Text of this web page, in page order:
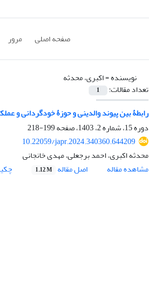
صفحه اصلی مرور
نویسنده =اکبری، محدثه
تعداد مقالات:
1
رابطۀ بین پیوند والدینی و حوزۀ خودگردانی و
دوره 15، شماره 2، 1403، صفحه
199-218
10.22059/japr.2024.340360.644209
محدثه اکبری، احمد برجعلی، مهدی خانجانی
مشاهده مقاله
اصل مقاله 1.12 M